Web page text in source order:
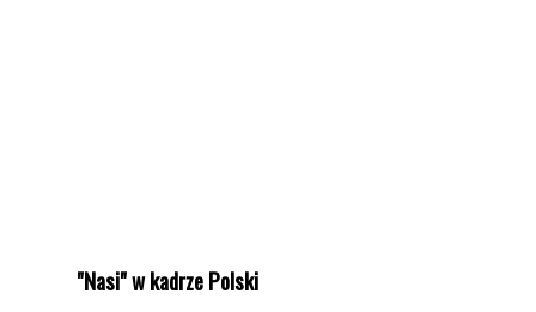
"Nasi" w kadrze Polski